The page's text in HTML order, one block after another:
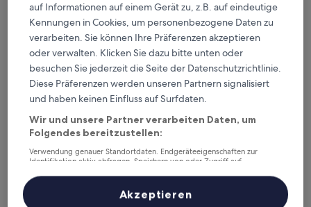
Kostenlose Stornierung bei
Planänderungen
Verdiene Prämien für jede
wahrgenommene Übernachtung
Mehr sparen mit Preisen für Mitglieder
Überprüfe die Preise für diese Daten
auf Informationen auf einem Gerät zu, z.B. auf eindeutige
Kennungen in Cookies, um personenbezogene Daten zu
verarbeiten. Sie können Ihre Präferenzen akzeptieren
oder verwalten. Klicken Sie dazu bitte unten oder
besuchen Sie jederzeit die Seite der Datenschutzrichtlinie.
Diese Präferenzen werden unseren Partnern signalisiert
und haben keinen Einfluss auf Surfdaten.
Wir und unsere Partner verarbeiten Daten, um
Folgendes bereitzustellen:
Verwendung genauer Standortdaten. Endgeräteeigenschaften zur
Identifikation aktiv abfragen. Speichern von oder Zugriff auf
Inhalte, Messung von Werbeleistung und der Performance von Inhalten,
Zielgruppenforschung sowie Entwicklung und Verbesserung von
Akzeptieren